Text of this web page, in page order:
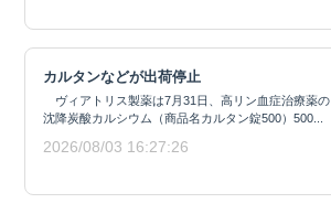
カルタンなどが出荷停止
ヴィアトリス製薬は7月31日、高リン血症治療薬の
沈降炭酸カルシウム（商品名カルタン錠500）500...
2026/08/03 16:27:26